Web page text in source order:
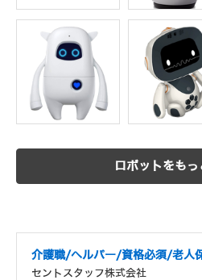
ロボットをも
介護職/ヘルパー/資格必須/老人
セントスタッフ株式会社